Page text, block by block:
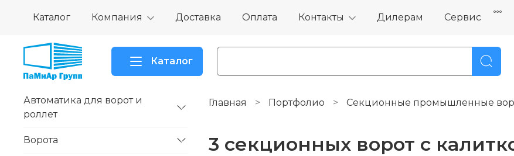
Каталог Компания Доставка Оплата Контакты Дилерам Сервис
Каталог
Главная Портфолио Секционные промышленные
3 секционных ворот с
Автоматика для ворот и
роллет
Ворота